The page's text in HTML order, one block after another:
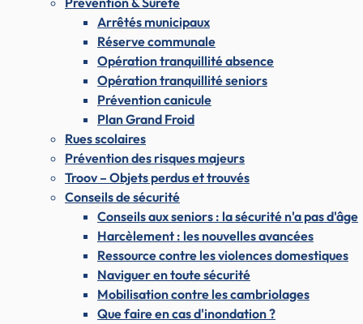
Arrêtés municipaux
Réserve communale
Opération tranquillité absence
Opération tranquillité seniors
Prévention canicule
Plan Grand Froid
Rues scolaires
Prévention des risques majeurs
Troov – Objets perdus et trouvés
Conseils de sécurité
Conseils aux seniors : la sécurité n'a pas d'âge
Harcèlement : les nouvelles avancées
Ressource contre les violences domestiques
Naviguer en toute sécurité
Mobilisation contre les cambriolages
Que faire en cas d'inondation ?